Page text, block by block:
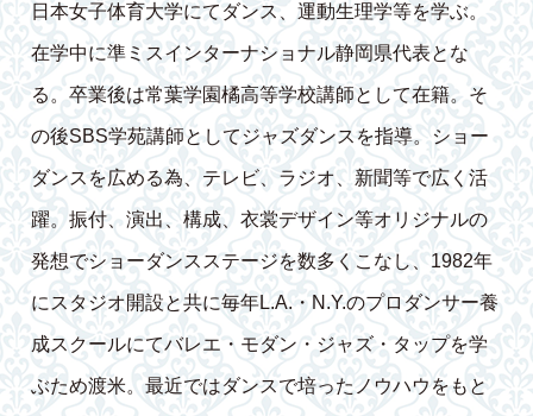
日本女子体育大学にてダンス、運動生理学等を学ぶ。
在学中に準ミスインターナショナル静岡県代表とな
る。卒業後は常葉学園橘高等学校講師として在籍。そ
の後SBS学苑講師としてジャズダンスを指導。ショー
ダンスを広める為、テレビ、ラジオ、新聞等で広く活
躍。振付、演出、構成、衣裳デザイン等オリジナルの
発想でショーダンスステージを数多くこなし、1982年
にスタジオ開設と共に毎年L.A.・N.Y.のプロダンサー養
成スクールにてバレエ・モダン・ジャズ・タップを学
ぶため渡米。最近ではダンスで培ったノウハウをもと